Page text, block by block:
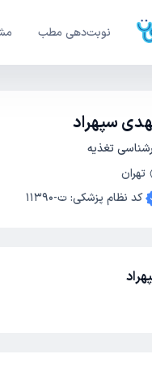
نوبت‌دهی مطب
سپهراد
تغذیه
تهران
کد نظام پزشکی:ت-11390